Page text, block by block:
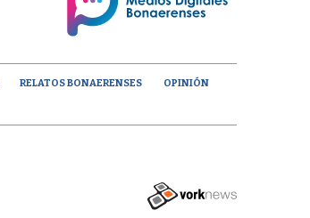
RELATOS BONAERENSES
OPINIÓN